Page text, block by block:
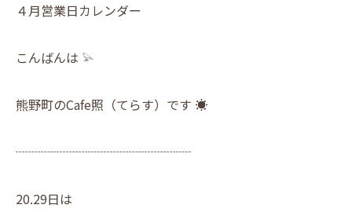
４月営業日カレンダー
こんばんは 𓅫
熊野町のCafe照（てらす）です ☀︎
┈┈┈┈┈┈┈┈┈┈┈┈┈┈
20.29日は